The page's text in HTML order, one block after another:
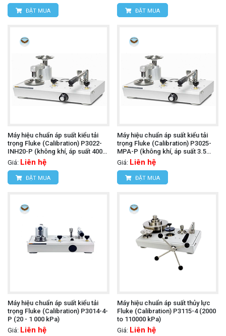
ĐẶT MUA ĐẶT MUA
Máy hiệu chuẩn áp suất kiểu tải
trọng Fluke (Calibration) P3022-
INH20-P (không khí, áp suất 400
inH2O và chân không đến 30 inHg,
Giá: Liên hệ
ĐẶT MUA
Máy hiệu chuẩn áp suất kiểu tải
trọng Fluke (Calibration) P3025-
MPA-P (không khí, áp suất 3.5
MPa và chân không đến 100 kPa,
Giá: Liên hệ
ĐẶT MUA
Máy hiệu chuẩn áp suất kiểu tải
trọng Fluke (Calibration) P3014-4-
P (20 - 1 000 kPa)
Giá: Liên hệ
Máy hiệu chuẩn áp suất thủy lực
Fluke (Calibration) P3115-4 (2000
to 110000 kPa)
Giá: Liên hệ